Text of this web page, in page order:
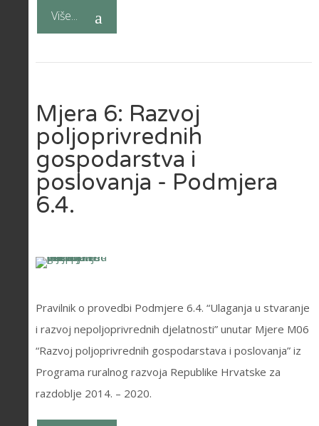
Više...
Mjera 6: Razvoj
poljoprivrednih
gospodarstva i
poslovanja - Podmjera
6.4.
Pravilnik o provedbi Podmjere 6.4. “Ulaganja u stvaranje
i razvoj nepoljoprivrednih djelatnosti” unutar Mjere M06
“Razvoj poljoprivrednih gospodarstava i poslovanja” iz
Programa ruralnog razvoja Republike Hrvatske za
razdoblje 2014. – 2020.